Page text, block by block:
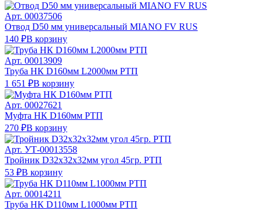
Арт. 00037506
Отвод D50 мм универсальный MIANO FV RUS
140 ₽В корзину
Арт. 00013909
Труба НК D160мм L2000мм РТП
1 651 ₽В корзину
Арт. 00027621
Муфта НК D160мм РТП
270 ₽В корзину
Арт. УТ-00013558
Тройник D32х32х32мм угол 45гр. РТП
53 ₽В корзину
Арт. 00014211
Труба НК D110мм L1000мм РТП